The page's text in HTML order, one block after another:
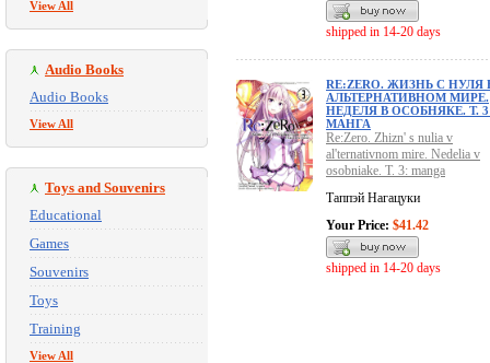
View All
Audio Books
Audio Books
View All
Toys and Souvenirs
Educational
Games
Souvenirs
Toys
Training
View All
shipped in 14-20 days
RE:ZERO. ЖИЗНЬ С НУЛЯ
АЛЬТЕРНАТИВНОМ МИРЕ.
НЕДЕЛЯ В ОСОБНЯКЕ. Т.
МАНГА
Re:Zero. Zhizn' s nulia v
al'ternativnom mire. Nedelia v
osobniake. T. 3: manga
Таппэй Нагацуки
Your Price: $41.42
shipped in 14-20 days